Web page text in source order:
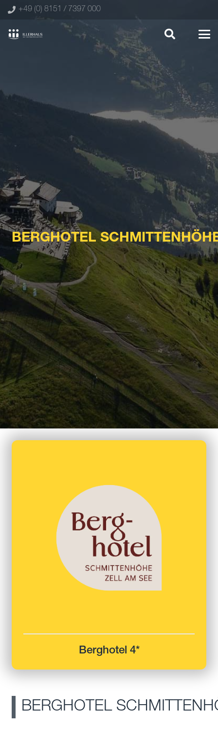
+49 (0) 8151 / 7397 000
BERGHOTEL
BERGHOTEL
Berghotel 4*